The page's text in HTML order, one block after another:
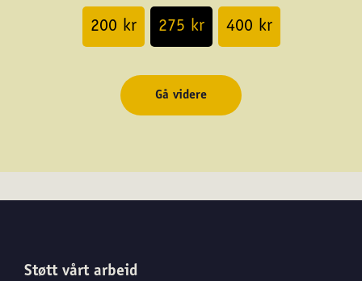
200 kr 275 kr 400 kr
Gå videre
Støtt vårt arbeid